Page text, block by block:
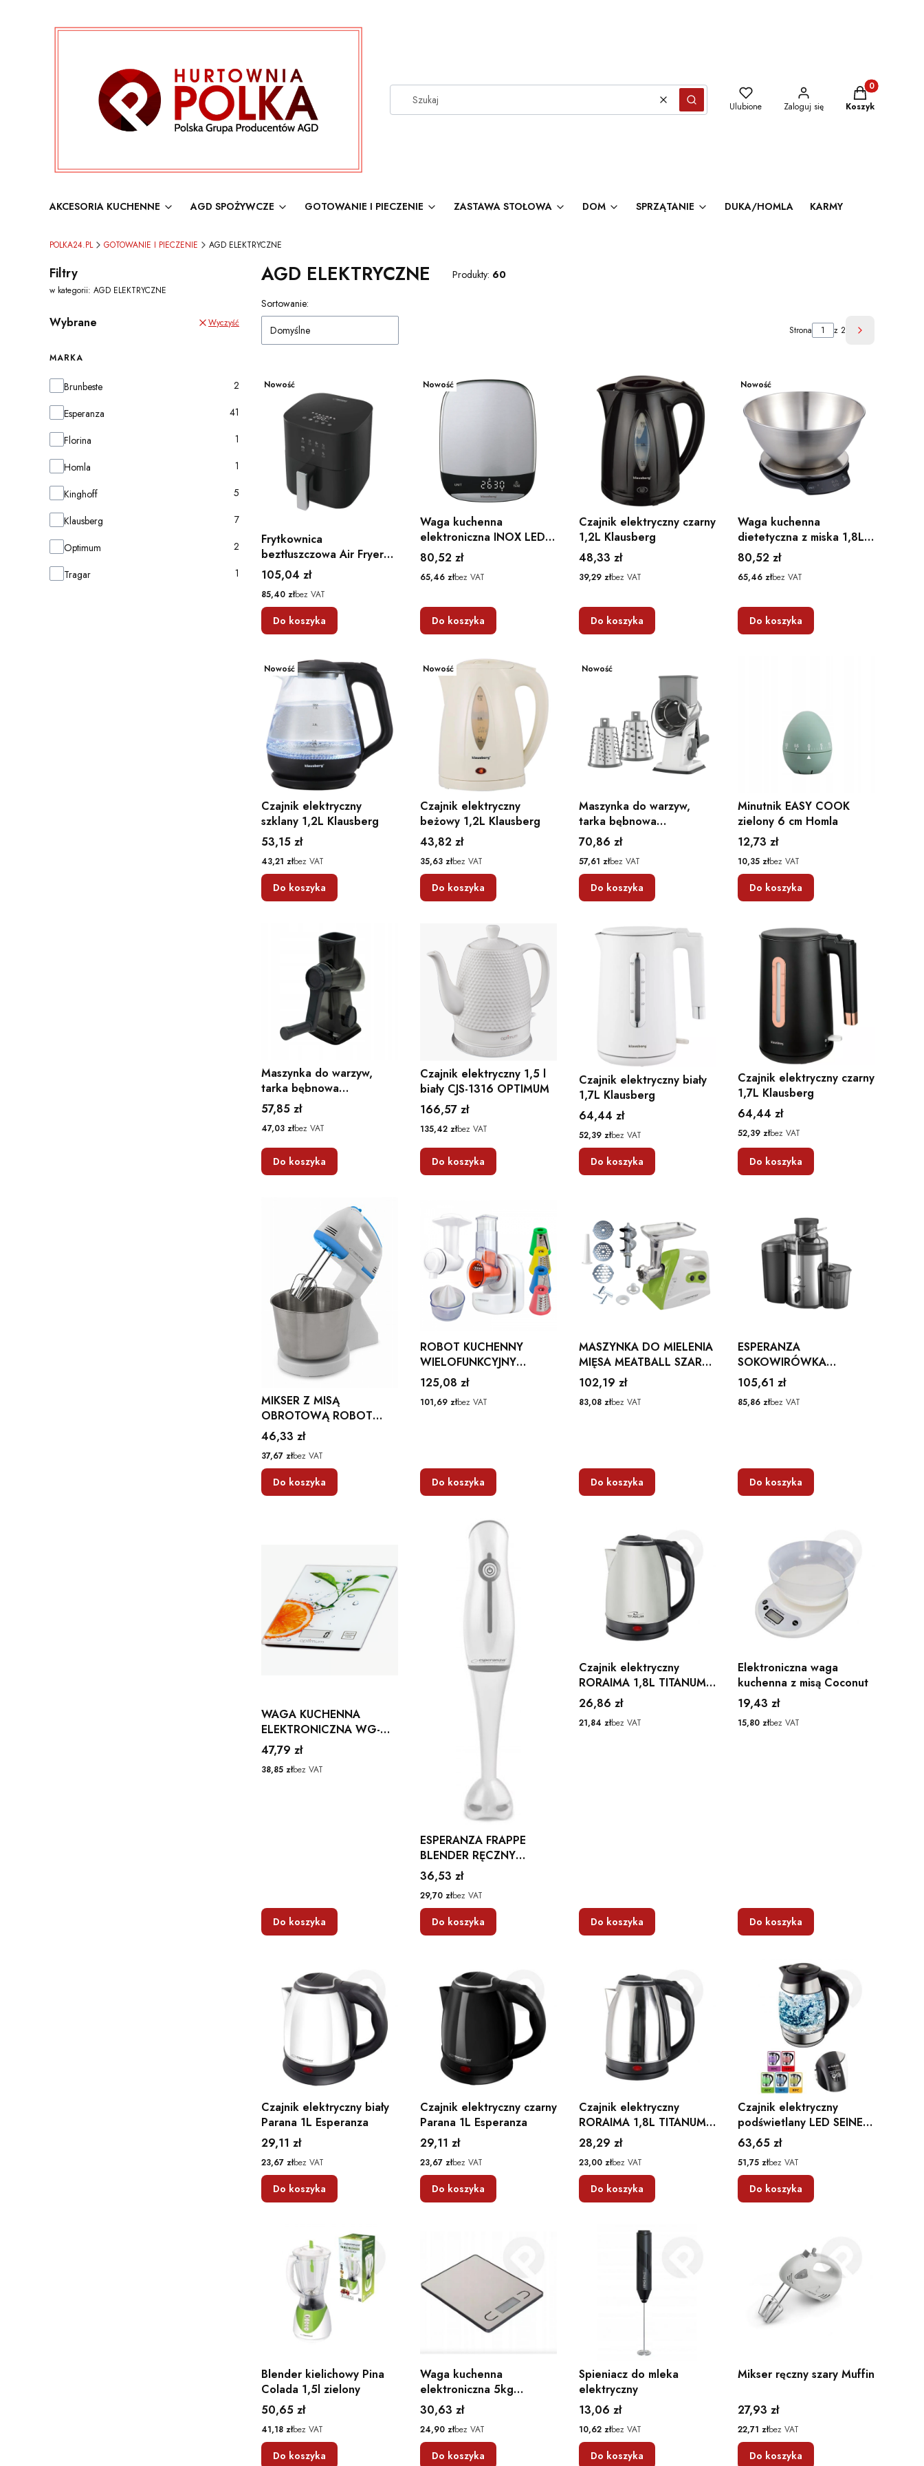
WyczyśćSzukaj Ulubione Zaloguj się
Produkty w
Koszyk
AKCESORIA KUCHENNE AGD SPOŻYWCZE GOTOWANIE I PIECZENIE ZASTAWA STOŁOWA DOM SPRZĄTANIE DUKA/HOMLA KARMY
POLKA24.PL GOTOWANIE I PIECZENIE AGD ELEKTRYCZNE
Filtry
w kategorii: AGD ELEKTRYCZNE
Wybrane Wyczyść
MARKA
Marka
Brunbeste 2
Esperanza 41
Florina 1
Homla 1
Kinghoff 5
Klausberg 7
Optimum 2
Tragar 1
AGD ELEKTRYCZNE Produkty: 60
Lista produktów
Sortowanie:
Domyślne
Strona z 2 Następne
Nowość
Frytkownica
beztłuszczowa Air Fryer
PATATE FRITTE 3.5L
1350W
Cena
105,04 zł
Cena
85,40 złbez VAT
Do koszyka
Nowość
Waga kuchenna
elektroniczna INOX LED,
USB-C
Cena
80,52 zł
Cena
65,46 złbez VAT
Do koszyka
Czajnik elektryczny czarny
1,2L Klausberg
Cena
48,33 zł
Cena
39,29 złbez VAT
Do koszyka
Nowość
Waga kuchenna
dietetyczna z miska 1,8L
Bluetooth aplikacja
Cena
80,52 zł
Cena
65,46 złbez VAT
Do koszyka
Nowość
Czajnik elektryczny
szklany 1,2L Klausberg
Cena
53,15 zł
Cena
43,21 złbez VAT
Do koszyka
Nowość
Czajnik elektryczny
beżowy 1,2L Klausberg
Cena
43,82 zł
Cena
35,63 złbez VAT
Do koszyka
Nowość
Maszynka do warzyw,
tarka bębnowa
wielofunkcyjna 3w1
Cena
70,86 zł
Cena
57,61 złbez VAT
Do koszyka
Minutnik EASY COOK
zielony 6 cm Homla
Cena
12,73 zł
Cena
10,35 złbez VAT
Do koszyka
Maszynka do warzyw,
tarka bębnowa
wielofunkcyjna
Cena
57,85 zł
Cena
47,03 złbez VAT
Do koszyka
Czajnik elektryczny 1,5 l
biały CJS-1316 OPTIMUM
Cena
166,57 zł
Cena
135,42 złbez VAT
Do koszyka
Czajnik elektryczny biały
1,7L Klausberg
Cena
64,44 zł
Cena
52,39 złbez VAT
Do koszyka
Czajnik elektryczny czarny
1,7L Klausberg
Cena
64,44 zł
Cena
52,39 złbez VAT
Do koszyka
MIKSER Z MISĄ
OBROTOWĄ ROBOT
KUCHENNY BISCOTTI
ESPERANZA
Cena
46,33 zł
Cena
37,67 złbez VAT
Do koszyka
ROBOT KUCHENNY
WIELOFUNKCYJNY
PANZANELLA ESPERANZA
Cena
125,08 zł
Cena
101,69 złbez VAT
Do koszyka
MASZYNKA DO MIELENIA
MIĘSA MEATBALL SZARA
ESPERANZA
Cena
102,19 zł
Cena
83,08 złbez VAT
Do koszyka
ESPERANZA
SOKOWIRÓWKA
CARROT 500W
CZARNO-SREBRNA
Cena
105,61 zł
Cena
85,86 złbez VAT
Do koszyka
WAGA KUCHENNA
ELEKTRONICZNA WG-
0024 20 x 14 cm
OPTIMUM
Cena
47,79 zł
Cena
38,85 złbez VAT
Do koszyka
ESPERANZA FRAPPE
BLENDER RĘCZNY
KUCHENNY
WIELOFUNKCYJNY 250W
BIAŁY/SZARY
Cena
36,53 zł
Cena
29,70 złbez VAT
Do koszyka
Czajnik elektryczny
RORAIMA 1,8L TITANUM
INOX
Cena
26,86 zł
Cena
21,84 złbez VAT
Do koszyka
Elektroniczna waga
kuchenna z misą Coconut
Cena
19,43 zł
Cena
15,80 złbez VAT
Do koszyka
Czajnik elektryczny biały
Parana 1L Esperanza
Cena
29,11 zł
Cena
23,67 złbez VAT
Do koszyka
Czajnik elektryczny czarny
Parana 1L Esperanza
Cena
29,11 zł
Cena
23,67 złbez VAT
Do koszyka
Czajnik elektryczny
RORAIMA 1,8L TITANUM
Srebrny
Cena
28,29 zł
Cena
23,00 złbez VAT
Do koszyka
Czajnik elektryczny
podświetlany LED SEINE
1,7L
Cena
63,65 zł
Cena
51,75 złbez VAT
Do koszyka
Blender kielichowy Pina
Colada 1,5l zielony
Cena
50,65 zł
Cena
41,18 złbez VAT
Do koszyka
Waga kuchenna
elektroniczna 5kg
dotykowe przyciski
Cena
30,63 zł
Cena
24,90 złbez VAT
Do koszyka
Spieniacz do mleka
elektryczny
Cena
13,06 zł
Cena
10,62 złbez VAT
Do koszyka
Mikser ręczny szary Muffin
Cena
27,93 zł
Cena
22,71 złbez VAT
Do koszyka